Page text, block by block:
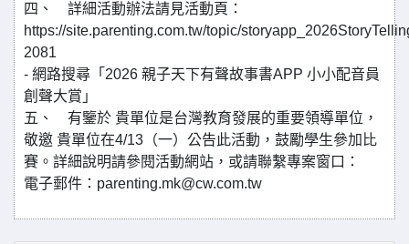
四、 詳細活動辦法請見活動頁：
https://site.parenting.com.tw/topic/
2081
- 網路搜尋「2026 親子天下有聲故事書APP 小小配音員
創聲大賞」
五、 有鑒於 貴單位是台灣教育發展的重要領導單位，
敬邀 貴單位在4/13（一）公告此活動，鼓勵學生參加比
賽。詳細說明請參閱活動網站，或請聯繫專案窗口：
電子郵件：parenting.mk@cw.com.tw